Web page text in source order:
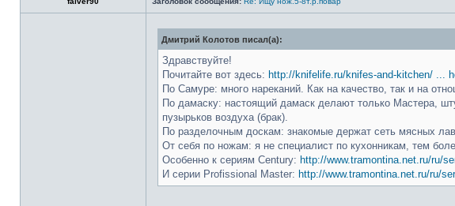
Дмитрий Колотов писал(а):
Здравствуйте!
Почитайте вот здесь: http://knifelife.ru/knifes-and-kitchen/ ...
По Самуре: много нареканий. Как на качество, так и на
По дамаску: настоящий дамаск делают только Мастера,
пузырьков воздуха (брак).
По разделочным доскам: знакомые держат сеть мясных
От себя по ножам: я не специалист по кухонникам, тем
Особенно к сериям Century: http://www.tramontina.net.ru/ru/
И серии Profissional Master: http://www.tramontina.net.ru/ru/